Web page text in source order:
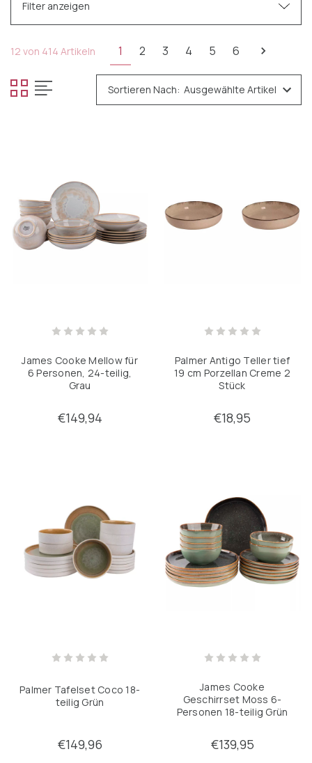
Filter anzeigen
Kategorien
Tassen & Becher
Flache Platten
Geschirrsets
Besteck
Pfannen
Verfeinern durch
12 von 414 Artikeln 1 2 3 4 5 6
Sortieren Nach:
James Cooke Mellow für
6 Personen, 24-teilig,
Grau
€149,94
Palmer Antigo Teller tief
19 cm Porzellan Creme 2
Stück
€18,95
Palmer Tafelset Coco 18-
teilig Grün
€149,96
James Cooke
Geschirrset Moss 6-
Personen 18-teilig Grün
€139,95